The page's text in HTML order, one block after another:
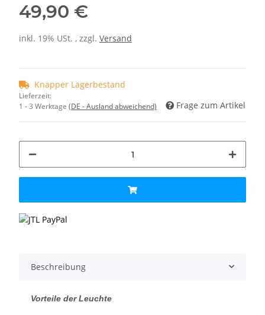
49,90 €
inkl. 19% USt. , zzgl. Versand
Knapper Lagerbestand
Lieferzeit:
1 - 3 Werktage (DE - Ausland abweichend) Frage zum Artikel
Beschreibung
Vorteile der Leuchte